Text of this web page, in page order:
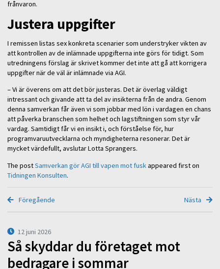
frånvaron.
Justera uppgifter
I remissen listas sex konkreta scenarier som understryker vikten av
att kontrollen av de inlämnade uppgifterna inte görs för tidigt. Som
utredningens förslag är skrivet kommer det inte att gå att korrigera
uppgifter när de väl är inlämnade via AGI.
– Vi är överens om att det bör justeras. Det är överlag väldigt
intressant och givande att ta del av insikterna från de andra. Genom
denna samverkan får även vi som jobbar med lön i vardagen en chans
att påverka branschen som helhet och lagstiftningen som styr vår
vardag. Samtidigt får vi en insikt i, och förståelse för, hur
programvaruutvecklarna och myndigheterna resonerar. Det är
mycket värdefullt, avslutar Lotta Sprangers.
The postSamverkan gör AGI till vapen mot fuskappeared first on
Tidningen Konsulten.
Föregående Nästa
12 juni 2026
Så skyddar du företaget mot
bedragare i sommar